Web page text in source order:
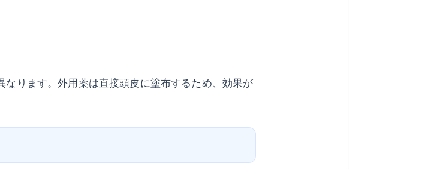
ります。外用薬は直接頭皮に塗布するため、効果が